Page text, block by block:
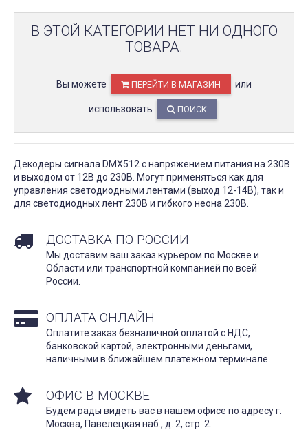
В ЭТОЙ КАТЕГОРИИ НЕТ НИ ОДНОГО
ТОВАРА.
Вы можете ПЕРЕЙТИ В МАГАЗИН или
использовать ПОИСК
Декодеры сигнала DMX512 с напряжением питания на 230В
и выходом от 12В до 230В. Могут применяться как для
управления светодиодными лентами (выход 12-14В), так и
для светодиодных лент 230В и гибкого неона 230В.
ДОСТАВКА ПО РОССИИ
Мы доставим ваш заказ курьером по Москве и
Области или транспортной компанией по всей
России.
ОПЛАТА ОНЛАЙН
Оплатите заказ безналичной оплатой с НДС,
банковской картой, электронными деньгами,
наличными в ближайшем платежном терминале.
ОФИС В МОСКВЕ
Будем рады видеть вас в нашем офисе по адресу г.
Москва, Павелецкая наб., д. 2, стр. 2.